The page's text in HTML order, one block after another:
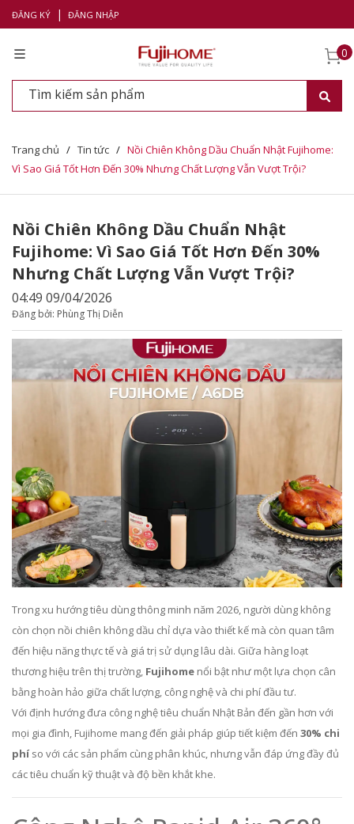
ĐĂNG KÝ | ĐĂNG NHẬP
0
Trang chủ / Tin tức / Nồi Chiên Không Dầu Chuẩn Nhật Fujihome:
Vì Sao Giá Tốt Hơn Đến 30% Nhưng Chất Lượng Vẫn Vượt Trội?
Nồi Chiên Không Dầu Chuẩn Nhật
Fujihome: Vì Sao Giá Tốt Hơn Đến 30%
Nhưng Chất Lượng Vẫn Vượt Trội?
04:49 09/04/2026
Đăng bởi: Phùng Thị Diễn
Trong xu hướng tiêu dùng thông minh năm 2026, người dùng không
còn chọn nồi chiên không dầu chỉ dựa vào thiết kế mà còn quan tâm
đến hiệu năng thực tế và giá trị sử dụng lâu dài. Giữa hàng loạt
thương hiệu trên thị trường, Fujihome nổi bật như một lựa chọn cân
bằng hoàn hảo giữa chất lượng, công nghệ và chi phí đầu tư.
Với định hướng đưa công nghệ tiêu chuẩn Nhật Bản đến gần hơn với
mọi gia đình, Fujihome mang đến giải pháp giúp tiết kiệm đến 30% chi
phíso với các sản phẩm cùng phân khúc, nhưng vẫn đáp ứng đầy đủ
các tiêu chuẩn kỹ thuật và độ bền khắt khe.